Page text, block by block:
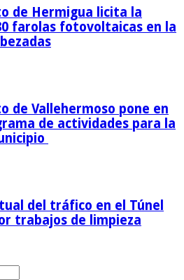
de Hermigua licita la
farolas fotovoltaicas en la
de Vallehermoso pone en
de actividades para la
del tráfico en el Túnel
trabajos de limpieza